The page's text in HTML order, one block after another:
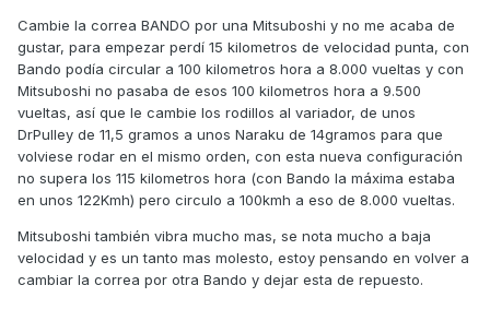
Cambie la correa BANDO por una Mitsuboshi y no me acaba de
gustar, para empezar perdí 15 kilometros de velocidad punta, con
Bando podía circular a 100 kilometros hora a 8.000 vueltas y con
Mitsuboshi no pasaba de esos 100 kilometros hora a 9.500
vueltas, así que le cambie los rodillos al variador, de unos
DrPulley de 11,5 gramos a unos Naraku de 14gramos para que
volviese rodar en el mismo orden, con esta nueva configuración
no supera los 115 kilometros hora (con Bando la máxima estaba
en unos 122Kmh) pero circulo a 100kmh a eso de 8.000 vueltas.
Mitsuboshi también vibra mucho mas, se nota mucho a baja
velocidad y es un tanto mas molesto, estoy pensando en volver a
cambiar la correa por otra Bando y dejar esta de repuesto.